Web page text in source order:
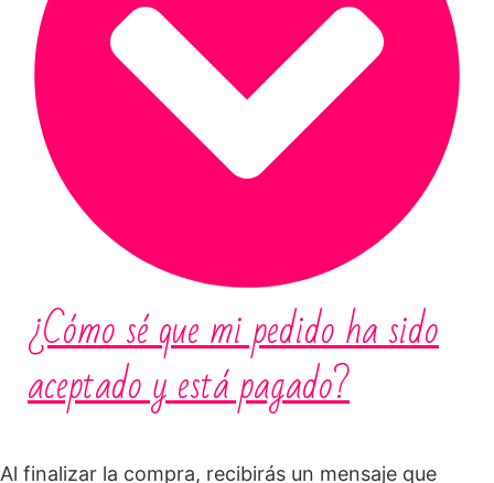
¿Cómo sé que mi pedido ha sido
aceptado y está pagado?
Al finalizar la compra, recibirás un mensaje que